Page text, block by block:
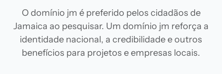
O domínio jm é preferido pelos cidadãos de
Jamaica ao pesquisar. Um domínio jm reforça a
identidade nacional, a credibilidade e outros
benefícios para projetos e empresas locais.